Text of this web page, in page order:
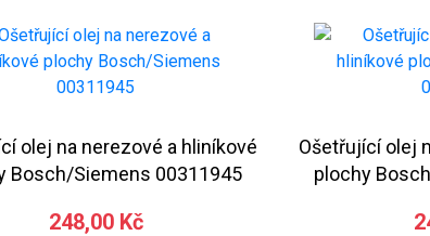
olej na nerezové a hliníkové
Bosch/Siemens 00311945
248,00 Kč
Ošetřující olej
plochy